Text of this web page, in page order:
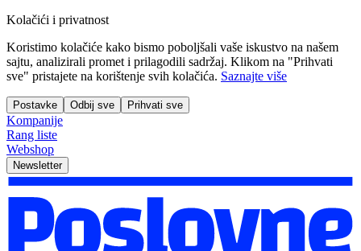
Kolačići i privatnost
Koristimo kolačiće kako bismo poboljšali vaše iskustvo na našem
sajtu, analizirali promet i prilagodili sadržaj. Klikom na "Prihvati
sve" pristajete na korištenje svih kolačića. Saznajte više
Postavke Odbij sve Prihvati sve
Kompanije
Rang liste
Webshop
Newsletter